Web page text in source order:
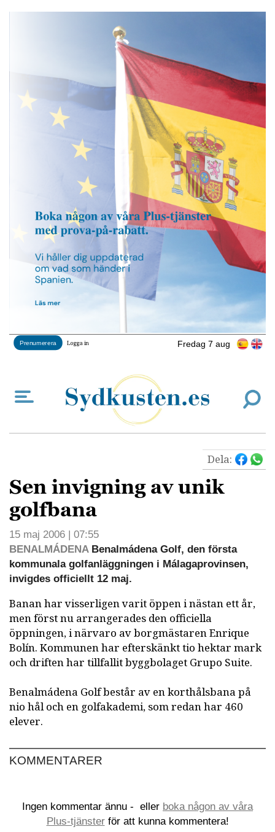
Fredag 7 aug
Prenumerera Logga in
Dela:
Sen invigning av unik
golfbana
15 maj 2006 | 07:55
BENALMÁDENABenalmádena Golf, den första
kommunala golfanläggningen i Málagaprovinsen,
invigdes officiellt 12 maj.
Banan har visserligen varit öppen i nästan ett år,
men först nu arrangerades den officiella
öppningen, i närvaro av borgmästaren Enrique
Bolín. Kommunen har efterskänkt tio hektar mark
och driften har tillfallit byggbolaget Grupo Suite.
Benalmádena Golf består av en korthålsbana på
nio hål och en golfakademi, som redan har 460
elever.
KOMMENTARER
Ingen kommentar ännu - eller boka någon av våra
Plus-tjänsterför att kunna kommentera!